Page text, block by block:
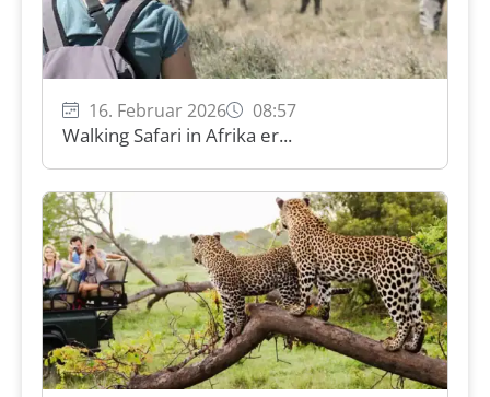
16. Februar 2026 08:57
Walking Safari in Afrika er...